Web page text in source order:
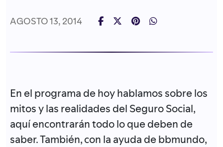
AGOSTO 13, 2014
En el programa de hoy hablamos sobre los
mitos y las realidades del Seguro Social,
aquí encontrarán todo lo que deben de
saber. También, con la ayuda de bbmundo,